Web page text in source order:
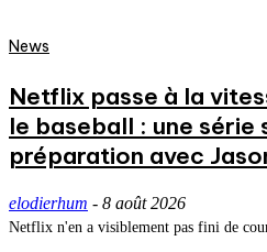
News
Netflix passe à la
le baseball : une série
préparation avec
elodierhum - 8 août 2026
Netflix n'en a visiblement pas fini de